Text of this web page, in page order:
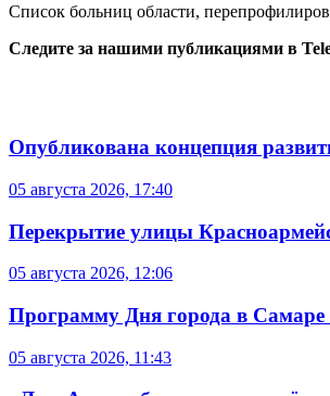
Список больниц области,
Следите за нашими публикациями в
Опубликована концепция
05 августа 2026, 17:40
Перекрытие улицы
05 августа 2026, 12:06
Программу Дня города в
05 августа 2026, 11:43